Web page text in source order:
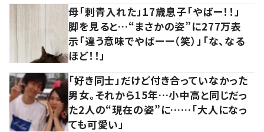
母「刺青入れた」17歳息子「やばー！！」
脚を見ると…“まさかの姿”に277万表
示「違う意味でやばーー（笑）」「な、なる
ほど！！」
「好き同士」だけど付き合っていなかった
男女。それから15年…小中高と同じだっ
た2人の“現在の姿”に……「大人になっ
ても可愛い」